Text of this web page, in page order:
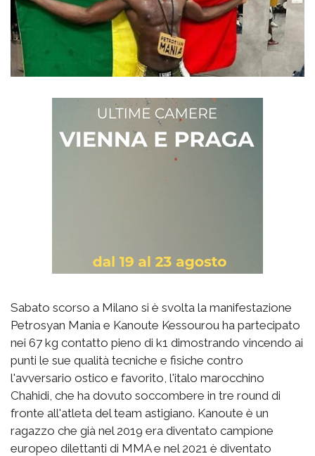
Sabato scorso a Milano si è svolta la manifestazione
Petrosyan Mania e Kanoute Kessourou ha partecipato
nei 67 kg contatto pieno di k1 dimostrando vincendo ai
punti le sue qualità tecniche e fisiche contro
l'avversario ostico e favorito, l'italo marocchino
Chahidi, che ha dovuto soccombere in tre round di
fronte all'atleta del team astigiano. Kanoute è un
ragazzo che già nel 2019 era diventato campione
europeo dilettanti di MMA e nel 2021 è diventato